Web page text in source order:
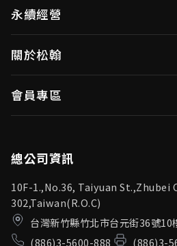
視訊/影像控制器
無線視頻傳輸
OID產品(Optical ID)
視訊／影像控制器
無線視頻傳輸
永續經營
投資人專區
利害關係人
關於松翰
會員專區
總公司資訊
10F-1.,No.36, Taiyuan
302,Taiwan(R.O.C)
台灣新竹縣竹北市台元街36號10
(886)3-5600-888
(886)3-